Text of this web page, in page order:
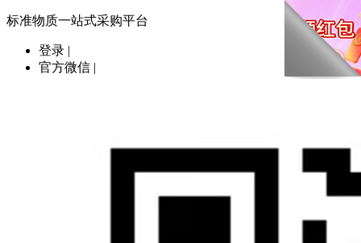
标准物质一站式采购平台
登录 |
官方微信 |